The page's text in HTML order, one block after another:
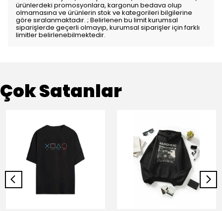
ürünlerdeki promosyonlara, kargonun bedava olup
olmamasına ve ürünlerin stok ve kategorileri bilgilerine
göre sıralanmaktadır. ; Belirlenen bu limit kurumsal
siparişlerde geçerli olmayıp, kurumsal siparişler için farklı
limitler belirlenebilmektedir.
Çok Satanlar